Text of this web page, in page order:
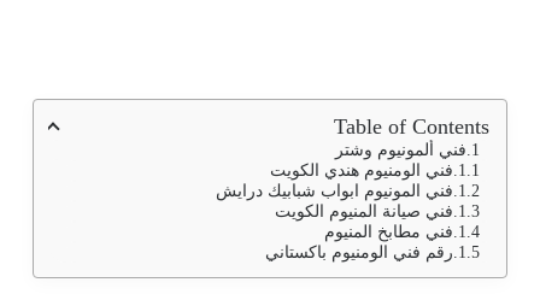
Table of Contents
فني ألمونيوم وشتر
فني الومنيوم هندي الكويت
فني المونيوم ابواب شبابيك درايش
فني صيانة المنيوم الكويت
فني مطابخ المنيوم
رقم فني الومنيوم باكستاني